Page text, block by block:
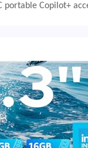
portable Copilot+